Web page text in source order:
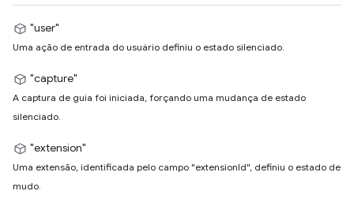
"user"
Uma ação de entrada do usuário definiu o estado silenciado.
"capture"
A captura de guia foi iniciada, forçando uma mudança de estado
silenciado.
"extension"
Uma extensão, identificada pelo campo "extensionId", definiu o estado de
mudo.